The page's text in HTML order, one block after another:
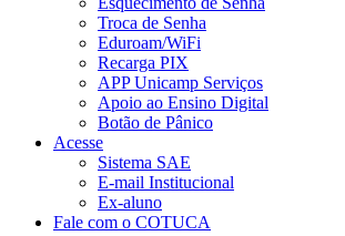
Troca de Senha
Eduroam/WiFi
Recarga PIX
APP Unicamp Serviços
Apoio ao Ensino Digital
Botão de Pânico
Acesse
Sistema SAE
E-mail Institucional
Ex-aluno
Fale com o COTUCA